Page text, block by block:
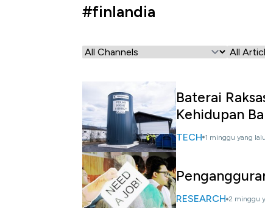
#finlandia
Baterai
Kehidupan
TECH 1 minggu yang lalu
RESEARCH 2 minggu